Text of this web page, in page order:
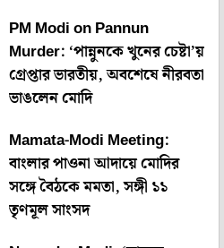
PM Modi on Pannun
Murder: ‘পান্নুনকে খুনের চেষ্টা’য়
গ্রেপ্তার ভারতীয়, অবশেষে নীরবতা
ভাঙলেন মোদি
Mamata-Modi Meeting:
বাংলার পাওনা আদায়ে মোদির
সঙ্গে বৈঠকে মমতা, সঙ্গী ১১
তৃণমূল সাংসদ